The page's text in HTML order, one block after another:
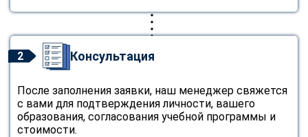
2 Консультация
После заполнения заявки, наш менеджер свяжется
с вами для подтверждения личности, вашего
образования, согласования учебной программы и
стоимости.